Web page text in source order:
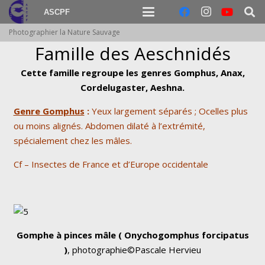
ASCPF
Photographier la Nature Sauvage
Famille des Aeschnidés
Cette famille regroupe les genres Gomphus, Anax,
Cordelugaster, Aeshna.
Genre Gomphus :Yeux largement séparés ; Ocelles plus
ou moins alignés. Abdomen dilaté à l’extrémité,
spécialement chez les mâles.
Cf – Insectes de France et d’Europe occidentale
Gomphe à pinces mâle ( Onychogomphus forcipatus
), photographie©Pascale Hervieu